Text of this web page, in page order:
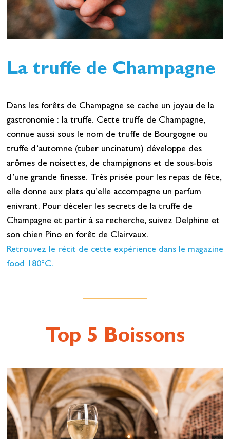
La truffe de Champagne
Dans les forêts de Champagne se cache un joyau de la
gastronomie : la truffe. Cette truffe de Champagne,
connue aussi sous le nom de truffe de Bourgogne ou
truffe d’automne (tuber uncinatum) développe des
arômes de noisettes, de champignons et de sous-bois
d’une grande finesse. Très prisée pour les repas de fête,
elle donne aux plats qu’elle accompagne un parfum
enivrant. Pour déceler les secrets de la truffe de
Champagne et partir à sa recherche, suivez Delphine et
son chien Pino en forêt de Clairvaux.
Retrouvez le récit de cette expérience dans le magazine
food 180°C.
Top 5 Boissons